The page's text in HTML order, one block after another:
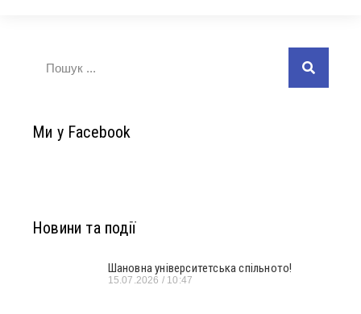
Ми у Facebook
Новини та події
Шановна університетська спільното!
15.07.2026 10:47